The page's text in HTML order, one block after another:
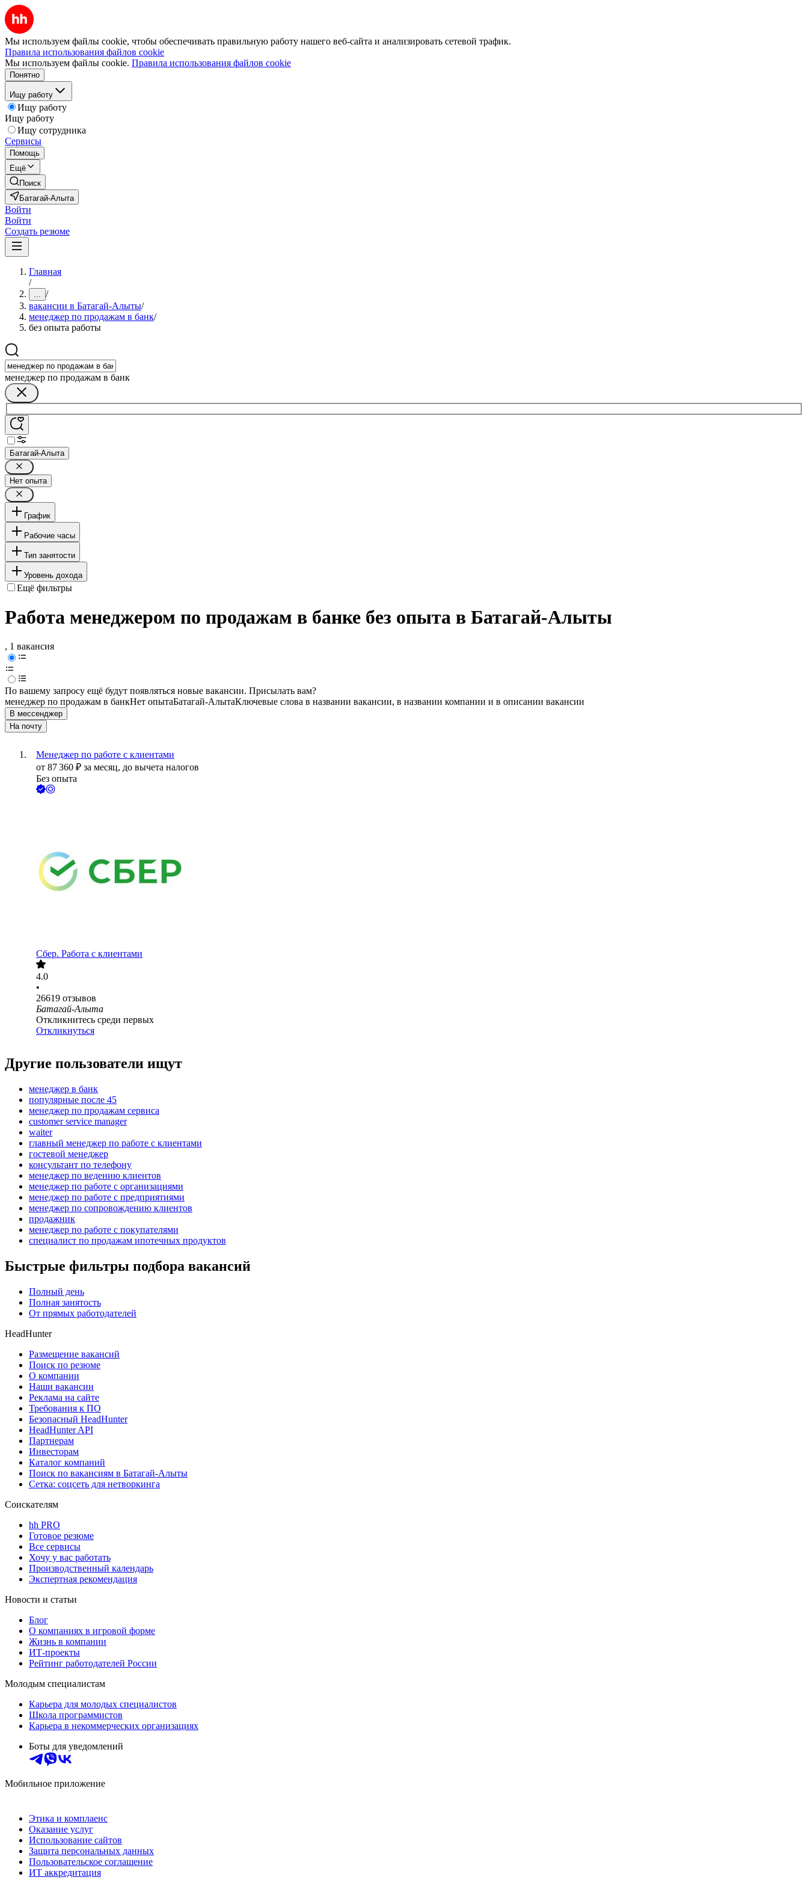
Мы используем файлы cookie, чтобы обеспечивать правильную работу нашего веб-сайта и анализировать сетевой трафик.
Правила использования файлов cookie
Мы используем файлы cookie. Правила использования файлов cookie
Понятно
Ищу работу
Ищу работу
Ищу работу
Ищу сотрудника
Сервисы
Помощь
Ещё
Поиск
Батагай-Алыта
Войти
Войти
Создать резюме
Главная
/
... /
вакансии в Батагай-Алыты/
менеджер по продажам в банк/
без опыта работы
менеджер по продажам в банк
Батагай-Алыта
Нет опыта
График
Рабочие часы
Тип занятости
Уровень дохода
Ещё фильтры
Работа менеджером по продажам в банке без опыта в Батагай-Алыты
, 1 вакансия
По вашему запросу ещё будут появляться новые вакансии. Присылать вам?
менеджер по продажам в банкНет опытаБатагай-АлытаКлючевые слова в названии вакансии, в названии компании и в описании вакансии
В мессенджер
На почту
Менеджер по работе с клиентами
от 87 360 ₽ за месяц, до вычета налогов
Без опыта
Сбер. Работа с клиентами
4.0
•
26619 отзывов
Батагай-Алыта
Откликнитесь среди первых
Откликнуться
Другие пользователи ищут
менеджер в банк
популярные после 45
менеджер по продажам сервиса
customer service manager
waiter
главный менеджер по работе с клиентами
гостевой менеджер
консультант по телефону
менеджер по ведению клиентов
менеджер по работе с организациями
менеджер по работе с предприятиями
менеджер по сопровождению клиентов
продажник
менеджер по работе с покупателями
специалист по продажам ипотечных продуктов
Быстрые фильтры подбора вакансий
Полный день
Полная занятость
От прямых работодателей
HeadHunter
Размещение вакансий
Поиск по резюме
О компании
Наши вакансии
Реклама на сайте
Требования к ПО
Безопасный HeadHunter
HeadHunter API
Партнерам
Инвесторам
Каталог компаний
Поиск по вакансиям в Батагай-Алыты
Сетка: соцсеть для нетворкинга
Соискателям
hh PRO
Готовое резюме
Все сервисы
Хочу у вас работать
Производственный календарь
Экспертная рекомендация
Новости и статьи
Блог
О компаниях в игровой форме
Жизнь в компании
ИТ-проекты
Рейтинг работодателей России
Молодым специалистам
Карьера для молодых специалистов
Школа программистов
Карьера в некоммерческих организациях
Боты для уведомлений
Мобильное приложение
Этика и комплаенс
Оказание услуг
Использование сайтов
Защита персональных данных
Пользовательское соглашение
ИТ аккредитация